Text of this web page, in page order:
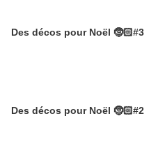
Des décos pour Noël 🤶🏻#3
Des décos pour Noël 🤶🏻#2